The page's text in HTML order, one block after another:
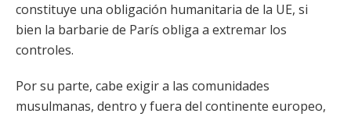
constituye una obligación humanitaria de la UE, si
bien la barbarie de París obliga a extremar los
controles.
Por su parte, cabe exigir a las comunidades
musulmanas, dentro y fuera del continente europeo,